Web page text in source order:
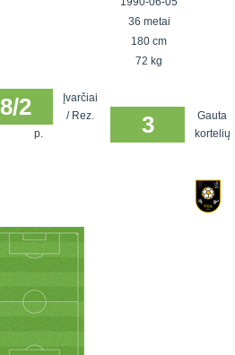
čempionatas
Vilnius
36 metai
180 cm
72 kg
8/2
Įvarčiai
/ Rez.
p.
3
Gauta
kortelių